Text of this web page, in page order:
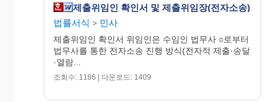
④
⑤ 위 임 인 ⑥ 대 리 인
등기의무자
제출위임인 확인서 및 제출위임장(전자소송)
법률서식 > 민사
제출위임인 확인서 위임인은 수임인 법무사 ○로부터
법무사를 통한 전자소송 진행 방식(전자적 제출·송달
·열람...
조회수: 1186 | 다운로드: 1409